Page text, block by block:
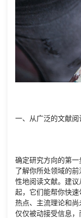
一、从广泛的文献阅
确定研究方向的第
了解你所处领域的
性地阅读文献。建
起，它们能帮你快
热点、主流理论和
仅仅被动接受信息，